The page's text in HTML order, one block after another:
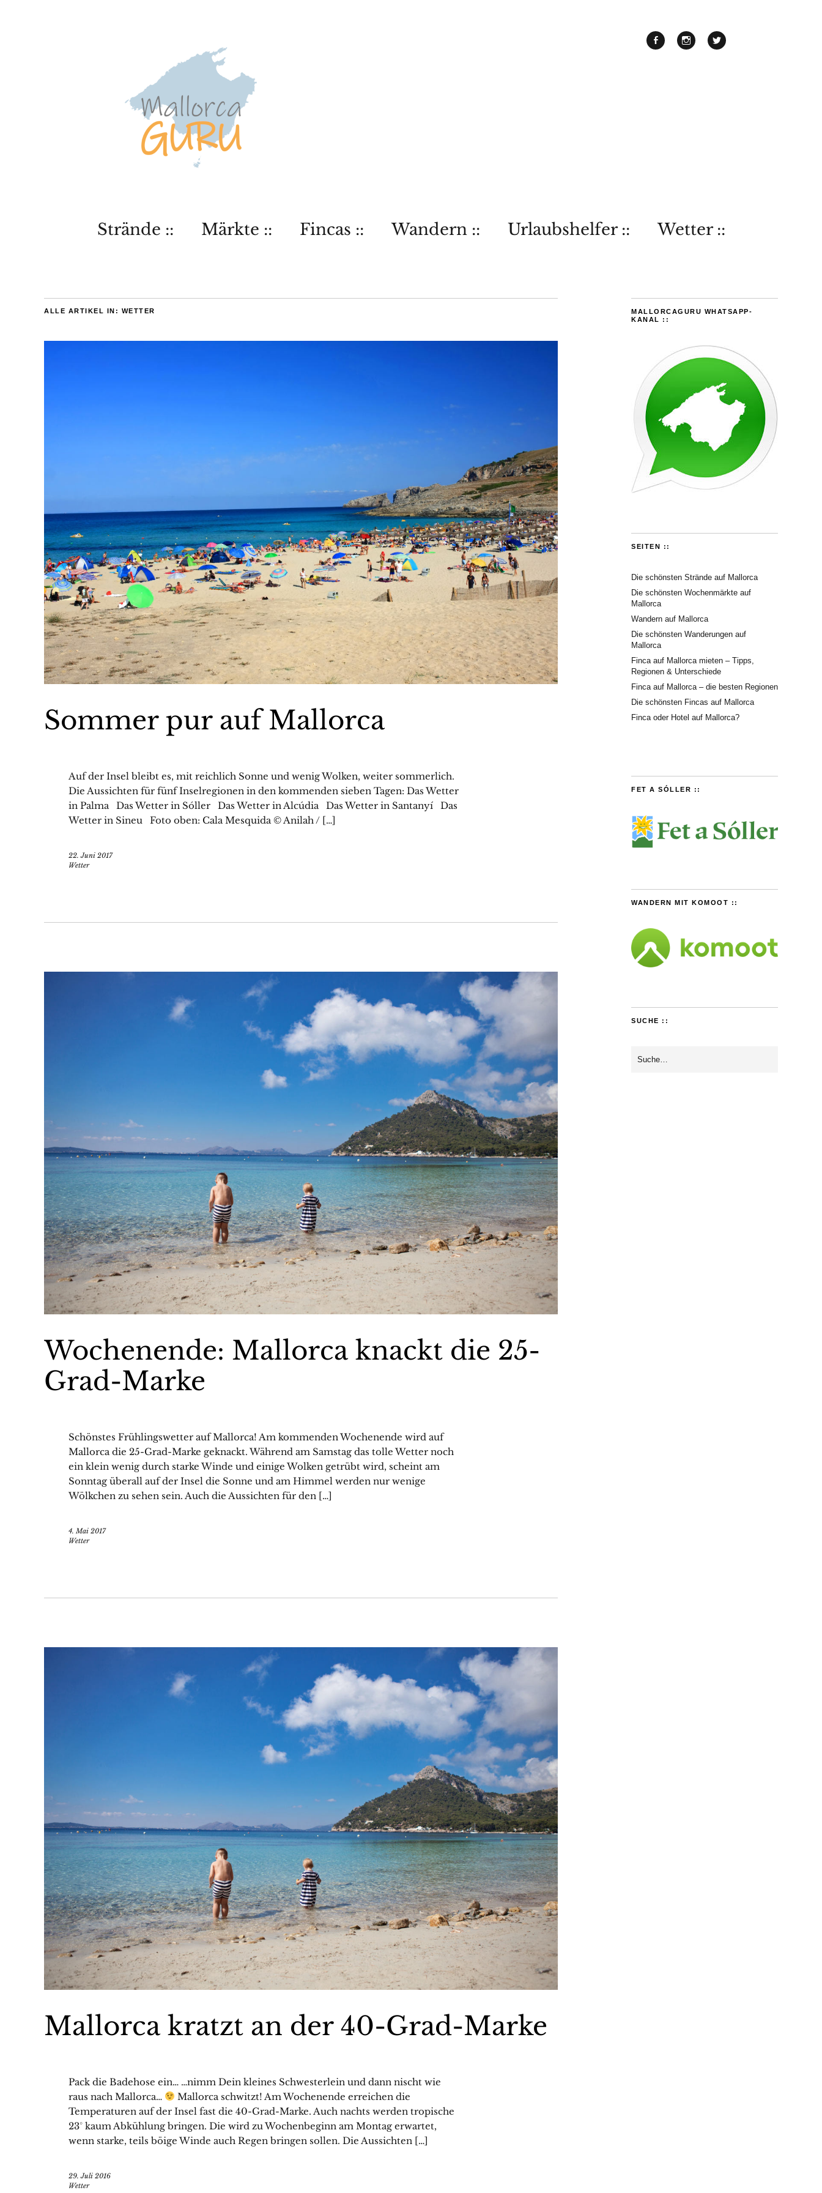
Strände :: Märkte :: Fincas :: Wandern :: Urlaubshelfer :: Wetter ::
ALLE ARTIKEL IN: WETTER
Sommer pur auf Mallorca
Auf der Insel bleibt es, mit reichlich Sonne und wenig Wolken, weiter sommerlich.
Die Aussichten für fünf Inselregionen in den kommenden sieben Tagen: Das Wetter
in Palma Das Wetter in Sóller Das Wetter in Alcúdia Das Wetter in Santanyí Das
Wetter in Sineu Foto oben: Cala Mesquida © Anilah / […]
22. Juni 2017
Wetter
Wochenende: Mallorca knackt die 25-
Grad-Marke
Schönstes Frühlingswetter auf Mallorca! Am kommenden Wochenende wird auf
Mallorca die 25-Grad-Marke geknackt. Während am Samstag das tolle Wetter noch
ein klein wenig durch starke Winde und einige Wolken getrübt wird, scheint am
Sonntag überall auf der Insel die Sonne und am Himmel werden nur wenige
Wölkchen zu sehen sein. Auch die Aussichten für den […]
4. Mai 2017
Wetter
Mallorca kratzt an der 40-Grad-Marke
Pack die Badehose ein… …nimm Dein kleines Schwesterlein und dann nischt wie
raus nach Mallorca…
Mallorca schwitzt! Am Wochenende erreichen die
Temperaturen auf der Insel fast die 40-Grad-Marke. Auch nachts werden tropische
23° kaum Abkühlung bringen. Die wird zu Wochenbeginn am Montag erwartet,
wenn starke, teils böige Winde auch Regen bringen sollen. Die Aussichten […]
29. Juli 2016
Wetter
MALLORCAGURU WHATSAPP-
KANAL ::
SEITEN ::
Die schönsten Strände auf Mallorca
Die schönsten Wochenmärkte auf
Mallorca
Wandern auf Mallorca
Die schönsten Wanderungen auf
Mallorca
Finca auf Mallorca mieten – Tipps,
Regionen & Unterschiede
Finca auf Mallorca – die besten Regionen
Die schönsten Fincas auf Mallorca
Finca oder Hotel auf Mallorca?
FET A SÓLLER ::
WANDERN MIT KOMOOT ::
SUCHE ::